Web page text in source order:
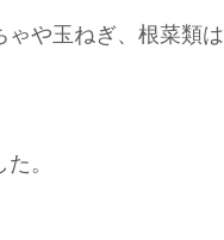
や玉ねぎ、根菜類は
。